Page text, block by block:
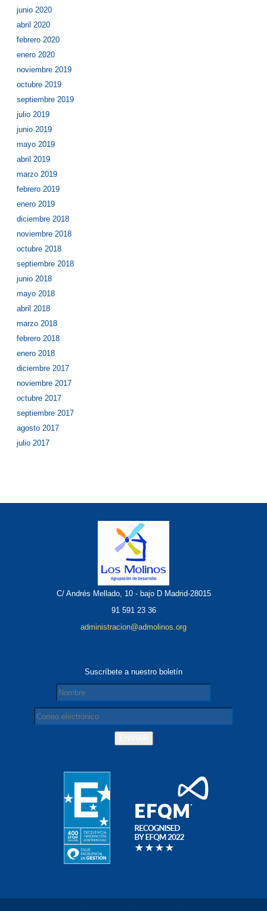
junio 2020
abril 2020
febrero 2020
enero 2020
noviembre 2019
octubre 2019
septiembre 2019
julio 2019
junio 2019
mayo 2019
abril 2019
marzo 2019
febrero 2019
enero 2019
diciembre 2018
noviembre 2018
octubre 2018
septiembre 2018
junio 2018
mayo 2018
abril 2018
marzo 2018
febrero 2018
enero 2018
diciembre 2017
noviembre 2017
octubre 2017
septiembre 2017
agosto 2017
julio 2017
C/ Andrés Mellado, 10 - bajo D Madrid-28015
91 591 23 36
administracion@admolinos.org
Suscríbete a nuestro boletín